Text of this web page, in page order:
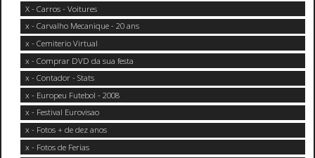
X - Carros - Voitures
x - Carvalho Mecanique - 20 ans
x - Cemiterio Virtual
x - Comprar DVD da sua festa
x - Contador - Stats
x - Europeu Futebol - 2008
x - Festival Eurovisao
x - Fotos + de dez anos
x - Fotos de Ferias